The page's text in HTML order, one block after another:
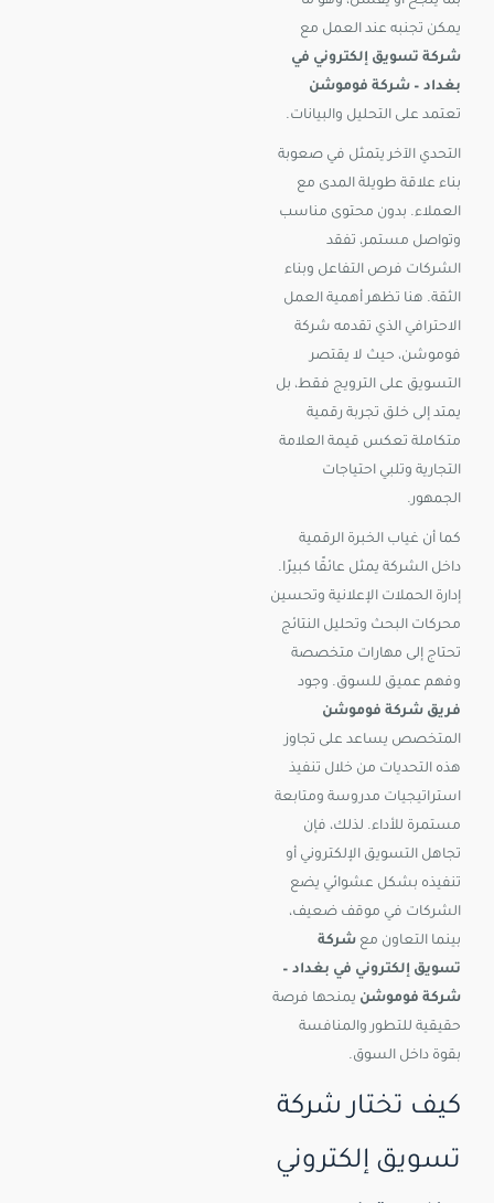
يمكن تجنبه عند العمل مع
شركة تسويق إلكتروني في
بغداد – شركة فوموشن
تعتمد على التحليل والبيانات.
التحدي الآخر يتمثل في صعوبة
بناء علاقة طويلة المدى مع
العملاء. بدون محتوى مناسب
وتواصل مستمر، تفقد
الشركات فرص التفاعل وبناء
الثقة. هنا تظهر أهمية العمل
الاحترافي الذي تقدمه شركة
فوموشن، حيث لا يقتصر
التسويق على الترويج فقط، بل
يمتد إلى خلق تجربة رقمية
متكاملة تعكس قيمة العلامة
التجارية وتلبي احتياجات
الجمهور.
كما أن غياب الخبرة الرقمية
داخل الشركة يمثل عائقًا كبيرًا.
إدارة الحملات الإعلانية وتحسين
محركات البحث وتحليل النتائج
تحتاج إلى مهارات متخصصة
وفهم عميق للسوق. وجود
فريق شركة فوموشن
المتخصص يساعد على تجاوز
هذه التحديات من خلال تنفيذ
استراتيجيات مدروسة ومتابعة
مستمرة للأداء. لذلك، فإن
تجاهل التسويق الإلكتروني أو
تنفيذه بشكل عشوائي يضع
الشركات في موقف ضعيف،
بينما التعاون مع شركة
تسويق إلكتروني في بغداد –
شركة فوموشن يمنحها فرصة
حقيقية للتطور والمنافسة
بقوة داخل السوق.
كيف تختار شركة
تسويق إلكتروني